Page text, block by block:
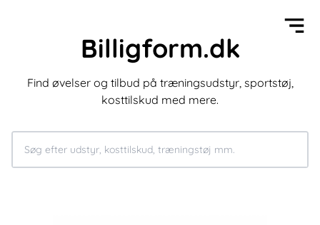
Billigform.dk
Find øvelser og tilbud på træningsudstyr, sportstøj,
kosttilskud med mere.